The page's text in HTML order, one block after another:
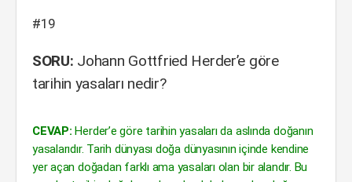
#19
SORU: Johann Gottfried Herder’e göre
tarihin yasaları nedir?
CEVAP: Herder’e göre tarihin yasaları da aslında doğanın
yasalarıdır. Tarih dünyası doğa dünyasının içinde kendine
yer açan doğadan farklı ama yasaları olan bir alandır. Bu